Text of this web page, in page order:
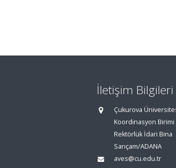
İletişim Bilgileri
Çukurova
Koordinasyon Birimi
Rektörlük İdari Bina
Sarıçam/ADANA
aves@cu.edu.tr